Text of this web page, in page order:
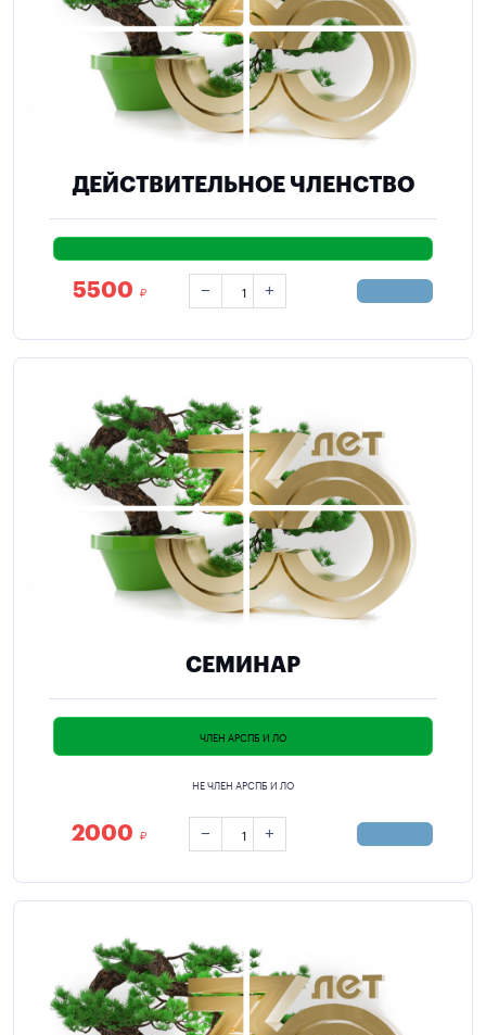
ДЕЙСТВИТЕЛЬНОЕ ЧЛЕНСТВО
5500 − +
СЕМИНАР
ЧЛЕН АРСПБ И ЛО
НЕ ЧЛЕН АРСПБ И ЛО
2000 − +